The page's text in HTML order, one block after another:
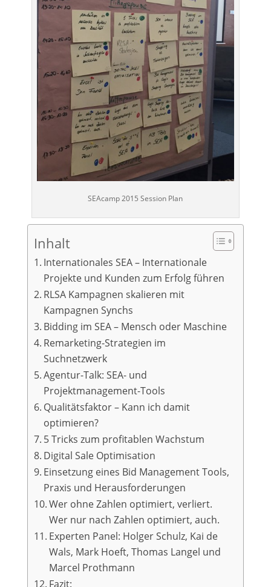
SEAcamp 2015 Session Plan
Inhalt
Internationales SEA – Internationale
Projekte und Kunden zum Erfolg führen
RLSA Kampagnen skalieren mit
Kampagnen Synchs
Bidding im SEA – Mensch oder Maschine
Remarketing-Strategien im
Suchnetzwerk
Agentur-Talk: SEA- und
Projektmanagement-Tools
Qualitätsfaktor – Kann ich damit
optimieren?
5 Tricks zum profitablen Wachstum
Digital Sale Optimisation
Einsetzung eines Bid Management Tools,
Praxis und Herausforderungen
Wer ohne Zahlen optimiert, verliert.
Wer nur nach Zahlen optimiert, auch.
Experten Panel: Holger Schulz, Kai de
Wals, Mark Hoeft, Thomas Langel und
Marcel Prothmann
Fazit: